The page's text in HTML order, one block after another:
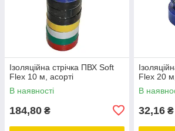
Ізоляційна стрічка ПВХ Soft
Flex 10 м, асорті
В наявності
184,80 ₴
Flex 20
В
32,16 ₴